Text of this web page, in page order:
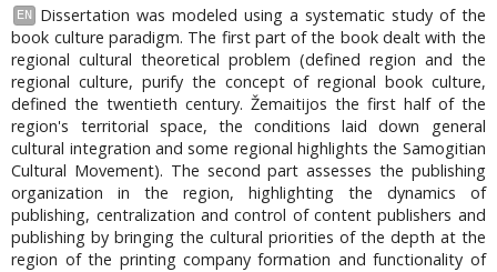
EN
Dissertation was modeled using a systematic study of the
book culture paradigm. The first part of the book dealt with the
regional cultural theoretical problem (defined region and the
regional culture, purify the concept of regional book culture,
defined the twentieth century. Žemaitijos the first half of the
region's territorial space, the conditions laid down general
cultural integration and some regional highlights the Samogitian
Cultural Movement). The second part assesses the publishing
organization in the region, highlighting the dynamics of
publishing, centralization and control of content publishers and
publishing by bringing the cultural priorities of the depth at the
region of the printing company formation and functionality of